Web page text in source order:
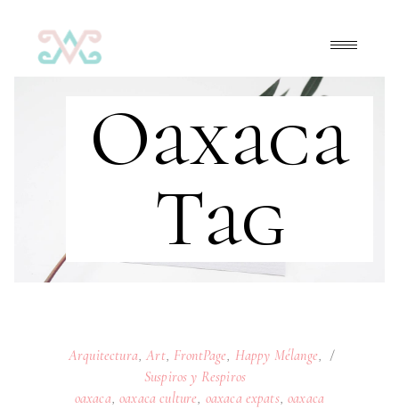
Oaxaca
Tag
Arquitectura Art, FrontPage Happy Mélange
Suspiros y Respiros
oaxaca ,oaxaca culture oaxaca expats,oaxaca